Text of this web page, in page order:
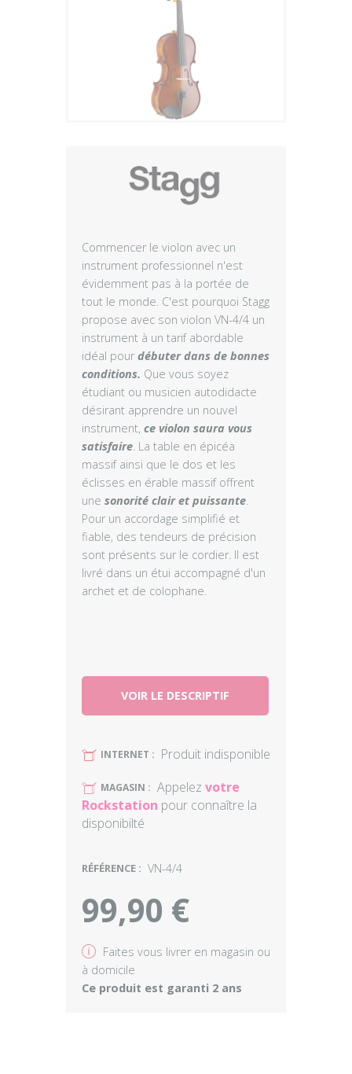
Commencer le violon avec un
instrument professionnel n'est
évidemment pas à la portée de
tout le monde. C'est pourquoi Stagg
propose avec son violon VN-4/4 un
instrument à un tarif abordable
idéal pour débuter dans de bonnes
conditions. Que vous soyez
étudiant ou musicien autodidacte
désirant apprendre un nouvel
instrument, ce violon saura vous
satisfaire. La table en épicéa
massif ainsi que le dos et les
éclisses en érable massif offrent
une sonorité clair et puissante.
Pour un accordage simplifié et
fiable, des tendeurs de précision
sont présents sur le cordier. Il est
livré dans un étui accompagné d'un
archet et de colophane.
VOIR LE DESCRIPTIF
U INTERNET : Produit indisponible
U MAGASIN : Appelez votre
Rockstation pour connaître la
disponibilté
RÉFÉRENCE : VN-4/4
99,90 €
v Faites vous livrer en magasin ou
à domicile
Ce produit est garanti 2 ans